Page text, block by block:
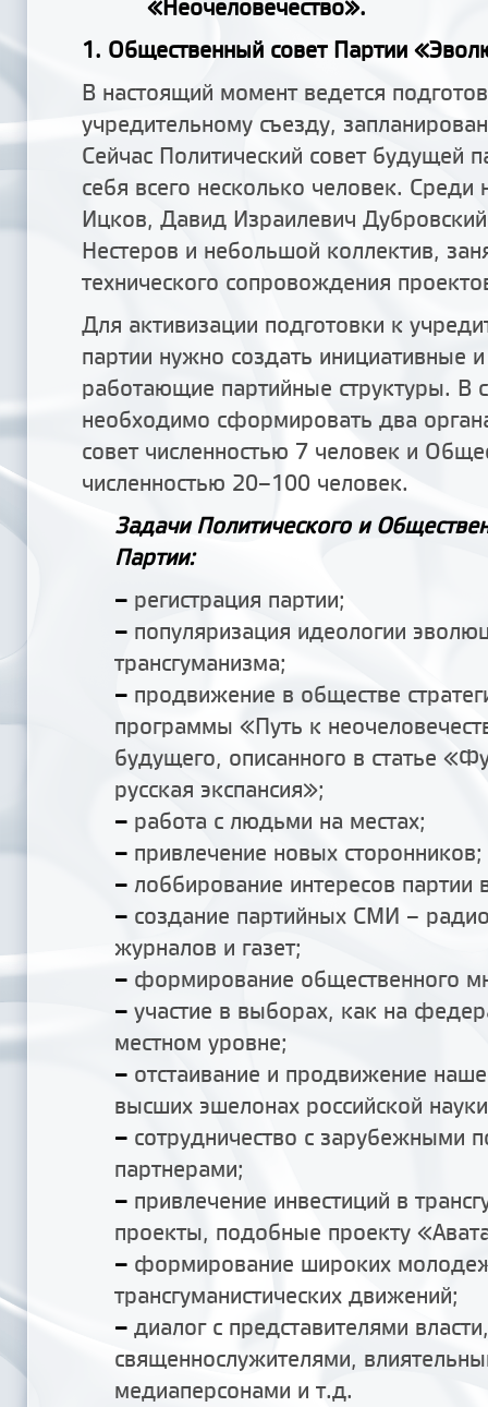
«Неочеловечество».
1. Общественный совет Партии
В настоящий момент ведется
учредительному съезду,
Сейчас Политический совет будущей
себя всего несколько человек.
Ицков, Давид Израилевич
Нестеров и небольшой коллектив,
технического сопровождения
Для активизации подготовки к
партии нужно создать инициативные
работающие партийные структуры. В
необходимо сформировать два
совет численностью 7 человек и
численностью 20–100 человек.
Задачи Политического и
Партии:
– регистрация партии;
– популяризация идеологии
трансгуманизма;
– продвижение в обществе
программы «Путь к
будущего, описанного в статье
русская экспансия»;
– работа с людьми на местах;
– привлечение новых сторонников;
– лоббирование интересов партии
– создание партийных СМИ –
журналов и газет;
– формирование общественного
– участие в выборах, как на
местном уровне;
– отстаивание и продвижение
высших эшелонах российской
– сотрудничество с зарубежными
партнерами;
– привлечение инвестиций в
проекты, подобные проекту
– формирование широких
трансгуманистических движений;
– диалог с представителями
священнослужителями,
медиаперсонами и т.д.